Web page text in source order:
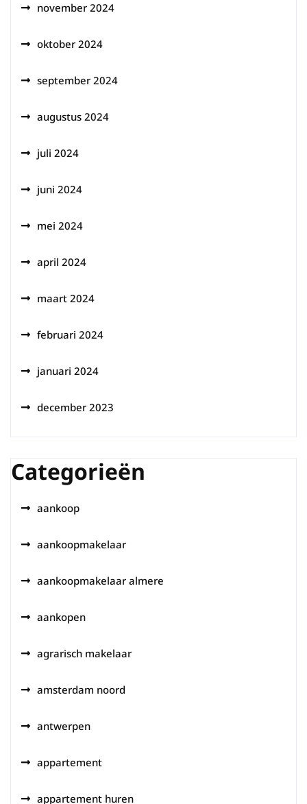
november 2024
oktober 2024
september 2024
augustus 2024
juli 2024
juni 2024
mei 2024
april 2024
maart 2024
februari 2024
januari 2024
december 2023
Categorieën
aankoop
aankoopmakelaar
aankoopmakelaar almere
aankopen
agrarisch makelaar
amsterdam noord
antwerpen
appartement
appartement huren